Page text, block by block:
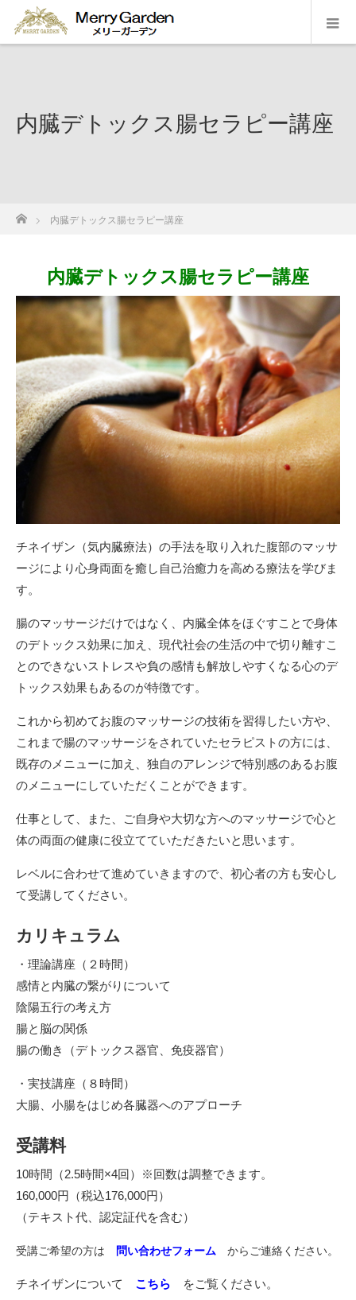
内臓デトックス腸セラピー講座
ホーム
内臓デトックス腸セラピー講座
内臓デトックス腸セラピー講座
チネイザン（気内臓療法）の手法を取り入れた腹部のマッサ
ージにより心身両面を癒し自己治癒力を高める療法を学びま
す。
腸のマッサージだけではなく、内臓全体をほぐすことで身体
のデトックス効果に加え、現代社会の生活の中で切り離すこ
とのできないストレスや負の感情も解放しやすくなる心のデ
トックス効果もあるのが特徴です。
これから初めてお腹のマッサージの技術を習得したい方や、
これまで腸のマッサージをされていたセラピストの方には、
既存のメニューに加え、独自のアレンジで特別感のあるお腹
のメニューにしていただくことができます。
仕事として、また、ご自身や大切な方へのマッサージで心と
体の両面の健康に役立てていただきたいと思います。
レベルに合わせて進めていきますので、初心者の方も安心し
て受講してください。
カリキュラム
・理論講座（２時間）
感情と内臓の繋がりについて
陰陽五行の考え方
腸と脳の関係
腸の働き（デトックス器官、免疫器官）
・実技講座（８時間）
大腸、小腸をはじめ各臓器へのアプローチ
受講料
10時間（2.5時間×4回）※回数は調整できます。
160,000円（税込176,000円）
（テキスト代、認定証代を含む）
受講ご希望の方は 問い合わせフォーム からご連絡ください。
チネイザンについて こちら をご覧ください。